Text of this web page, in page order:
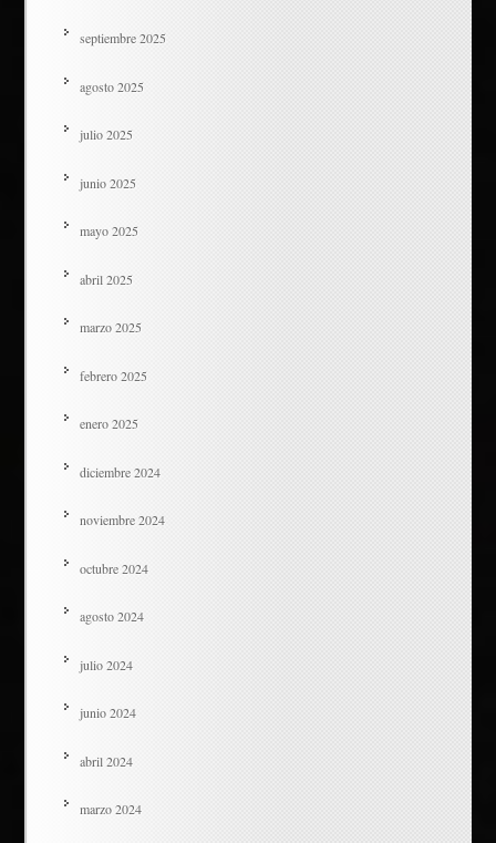
septiembre 2025
agosto 2025
julio 2025
junio 2025
mayo 2025
abril 2025
marzo 2025
febrero 2025
enero 2025
diciembre 2024
noviembre 2024
octubre 2024
agosto 2024
julio 2024
junio 2024
abril 2024
marzo 2024